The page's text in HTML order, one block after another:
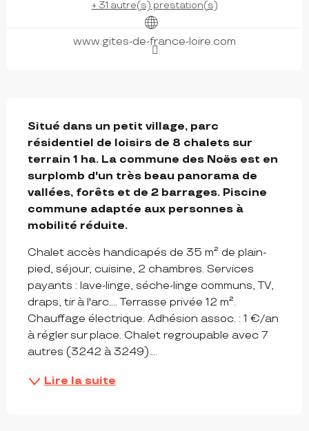
+ 31 autre(s) prestation(s)
www.gites-de-france-loire.com
Situé dans un petit village, parc
résidentiel de loisirs de 8 chalets sur
terrain 1 ha. La commune des Noës est en
surplomb d'un très beau panorama de
vallées, forêts et de 2 barrages. Piscine
commune adaptée aux personnes à
mobilité réduite.
Chalet accès handicapés de 35 m² de plain-
pied, séjour, cuisine, 2 chambres. Services
payants : lave-linge, séche-linge communs, TV,
draps, tir à l'arc.... Terrasse privée 12 m².
Chauffage électrique. Adhésion assoc. : 1 €/an
à régler sur place. Chalet regroupable avec 7
autres (3242 à 3249)....
Lire la suite